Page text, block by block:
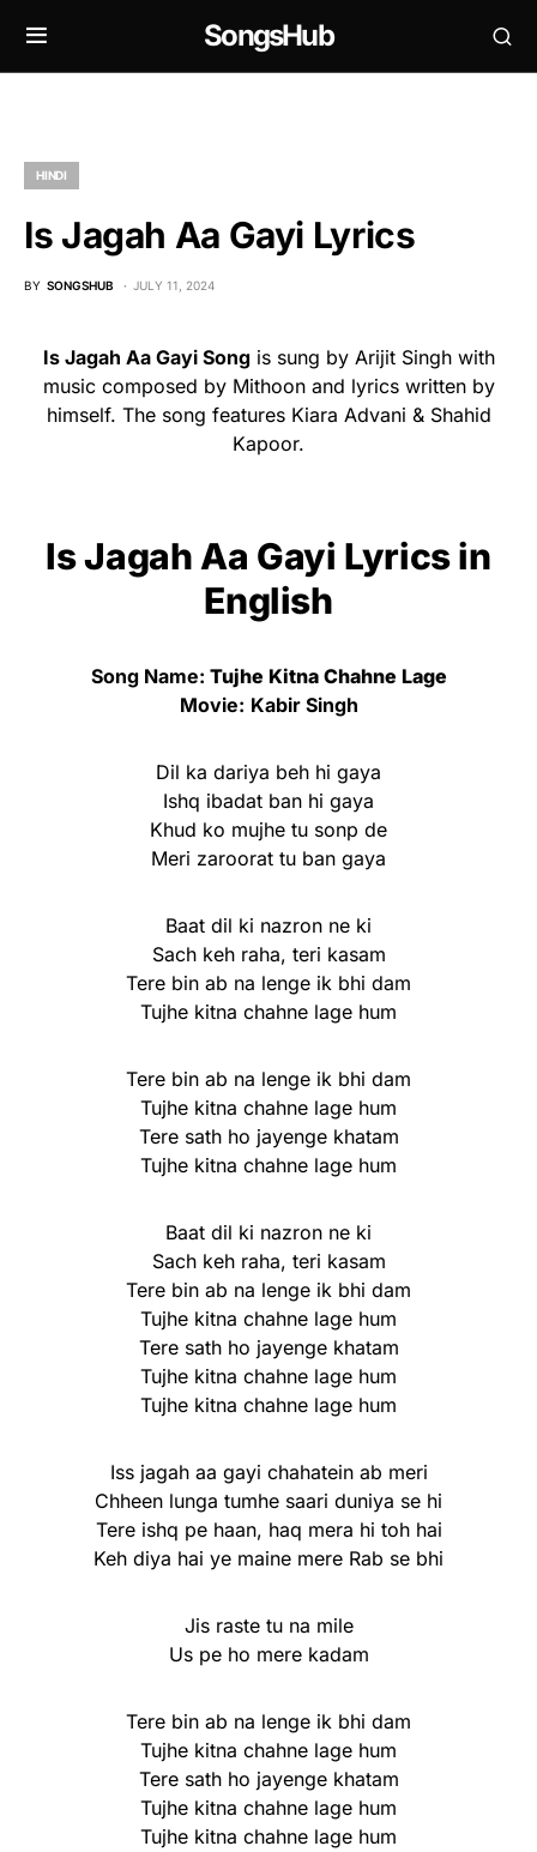
SongsHub
HINDI
Is Jagah Aa Gayi Lyrics
BY SONGSHUB JULY 11, 2024
Is Jagah Aa Gayi Songis sung by Arijit Singh with
music composed by Mithoon and lyrics written by
himself. The song features Kiara Advani & Shahid
Kapoor.
Is Jagah Aa Gayi Lyrics in
English
Song Name: Tujhe Kitna Chahne Lage
Movie: Kabir Singh
Dil ka dariya beh hi gaya
Ishq ibadat ban hi gaya
Khud ko mujhe tu sonp de
Meri zaroorat tu ban gaya
Baat dil ki nazron ne ki
Sach keh raha, teri kasam
Tere bin ab na lenge ik bhi dam
Tujhe kitna chahne lage hum
Tere bin ab na lenge ik bhi dam
Tujhe kitna chahne lage hum
Tere sath ho jayenge khatam
Tujhe kitna chahne lage hum
Baat dil ki nazron ne ki
Sach keh raha, teri kasam
Tere bin ab na lenge ik bhi dam
Tujhe kitna chahne lage hum
Tere sath ho jayenge khatam
Tujhe kitna chahne lage hum
Tujhe kitna chahne lage hum
Iss jagah aa gayi chahatein ab meri
Chheen lunga tumhe saari duniya se hi
Tere ishq pe haan, haq mera hi toh hai
Keh diya hai ye maine mere Rab se bhi
Jis raste tu na mile
Us pe ho mere kadam
Tere bin ab na lenge ik bhi dam
Tujhe kitna chahne lage hum
Tere sath ho jayenge khatam
Tujhe kitna chahne lage hum
Tujhe kitna chahne lage hum